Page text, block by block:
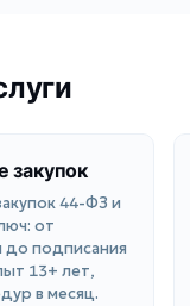
закупок
44-ФЗ и
от
до подписания
13+ лет,
в месяц.